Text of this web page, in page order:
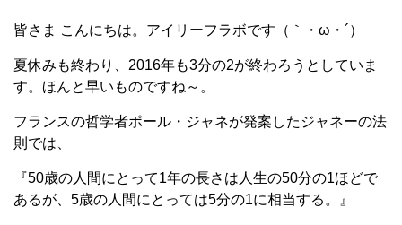
皆さま こんにちは。アイリーフラボです（｀・ω・´）
夏休みも終わり、2016年も3分の2が終わろうとしていま
す。ほんと早いものですね～。
フランスの哲学者ポール・ジャネが発案したジャネーの法
則では、
『50歳の人間にとって1年の長さは人生の50分の1ほどで
あるが、5歳の人間にとっては5分の1に相当する。』